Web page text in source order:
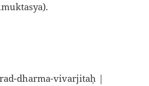
dharma-vivarjitaḥ |